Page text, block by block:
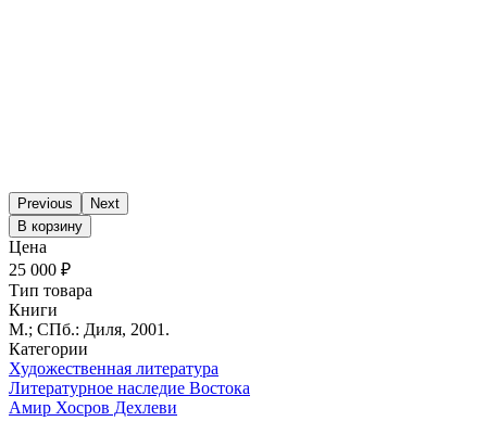
Previous
Next
В корзину
Цена
25 000 ₽
Тип товара
Книги
М.; СПб.: Диля, 2001.
Категории
Художественная литература
Литературное наследие Востока
Амир Хосров Дехлеви